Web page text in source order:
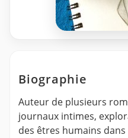
Biographie
Auteur de plusieurs
journaux intimes,
des êtres humains dans